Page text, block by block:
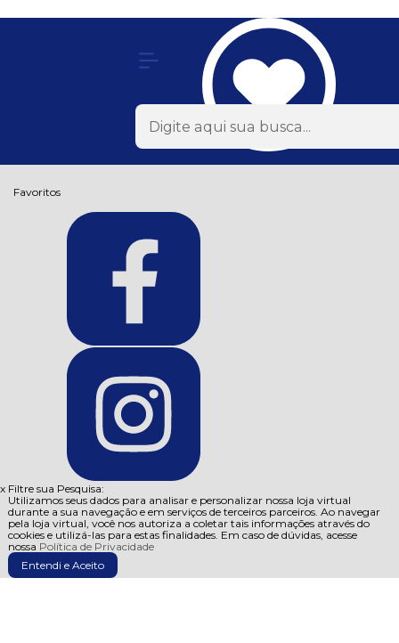
Favoritos
x Filtre sua Pesquisa:
Utilizamos seus dados para analisar e personalizar nossa loja virtual
durante a sua navegação e em serviços de terceiros parceiros. Ao navegar
pela loja virtual, você nos autoriza a coletar tais informações através do
cookies e utilizá-las para estas finalidades. Em caso de dúvidas, acesse
nossa Política de Privacidade
Entendi e Aceito